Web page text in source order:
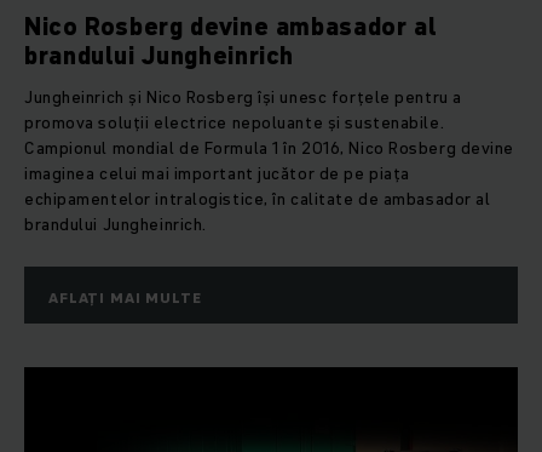
Nico Rosberg devine ambasador al
brandului Jungheinrich
Jungheinrich și Nico Rosberg își unesc forțele pentru a
promova soluții electrice nepoluante și sustenabile.
Campionul mondial de Formula 1 în 2016, Nico Rosberg devine
imaginea celui mai important jucător de pe piața
echipamentelor intralogistice, în calitate de ambasador al
brandului Jungheinrich.
AFLAȚI MAI MULTE